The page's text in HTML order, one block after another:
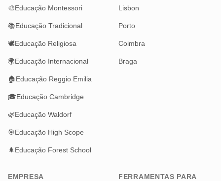
🎨Educação Montessori
📚Educação Tradicional
🕊️Educação Religiosa
🌍Educação Internacional
🏠Educação Reggio Emilia
🎓Educação Cambridge
🌿Educação Waldorf
🎯Educação High Scope
🌲Educação Forest School
Lisbon
Porto
Coimbra
Braga
EMPRESA
FERRAMENTAS PARA